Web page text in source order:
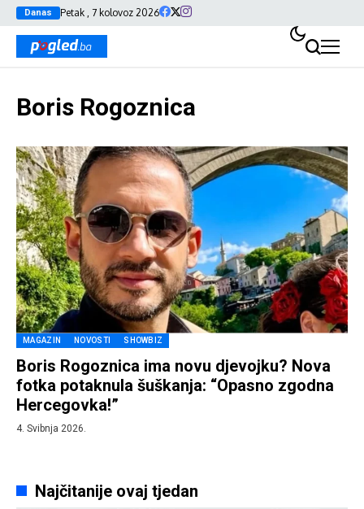
Danas Petak , 7 kolovoz 2026
Boris Rogoznica
MAGAZIN NOVOSTI SHOWBIZ
Boris Rogoznica ima novu djevojku? Nova
fotka potaknula šuškanja: “Opasno zgodna
Hercegovka!”
4. Svibnja 2026.
Najčitanije ovaj tjedan